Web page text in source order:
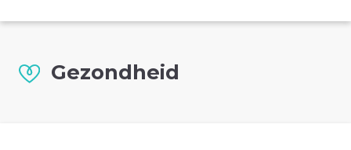
Gezondheid